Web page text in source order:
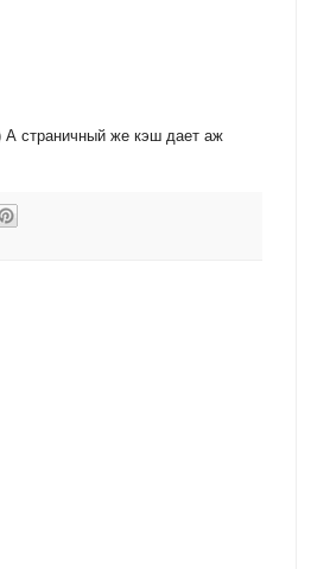
А страничный же кэш дает аж